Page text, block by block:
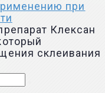
при
Клексан
склеивания